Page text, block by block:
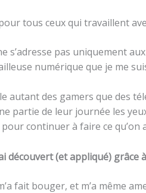
tous ceux qui travaillent
s’adresse pas uniquement
numérique que je me
autant des gamers que des
partie de leur journée les
continuer à faire ce qu’on
découvert (et appliqué) grâce
fait bouger, et m’a même